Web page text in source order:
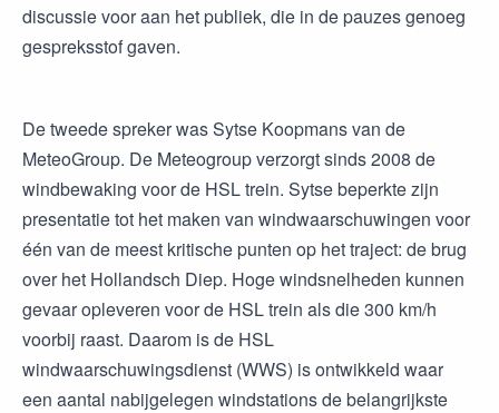
discussie voor aan het publiek, die in de pauzes genoeg
gespreksstof gaven.
De tweede spreker was Sytse Koopmans van de
MeteoGroup. De Meteogroup verzorgt sinds 2008 de
windbewaking voor de HSL trein. Sytse beperkte zijn
presentatie tot het maken van windwaarschuwingen voor
één van de meest kritische punten op het traject: de brug
over het Hollandsch Diep. Hoge windsnelheden kunnen
gevaar opleveren voor de HSL trein als die 300 km/h
voorbij raast. Daarom is de HSL
windwaarschuwingsdienst (WWS) is ontwikkeld waar
een aantal nabijgelegen windstations de belangrijkste